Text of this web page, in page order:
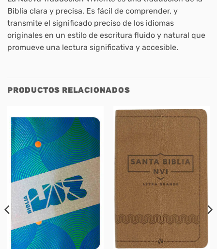
Biblia clara y precisa. Es fácil de comprender, y
transmite el significado preciso de los idiomas
originales en un estilo de escritura fluido y natural que
promueve una lectura significativa y accesible.
PRODUCTOS RELACIONADOS